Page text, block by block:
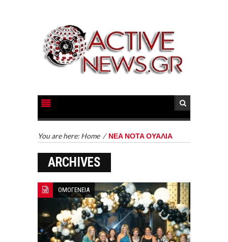
You are here: Home / ΝΕΑ ΝΟΤΑ ΟΥΑΛΙΑ
ARCHIVES
ΟΜΟΓΕΝΕΙΑ